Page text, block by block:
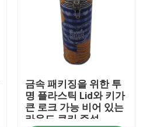
금속 패키징을 위한 투
명 플라스틱 Lid와 키가
큰 로크 가능 비어 있는
라운드 쿠키 주석